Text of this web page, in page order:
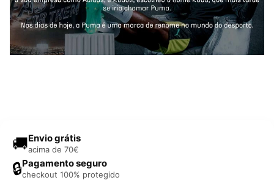
🚚Envio grátis
acima de 70€
🔒Pagamento seguro
checkout 100% protegido